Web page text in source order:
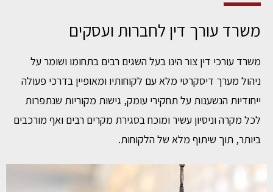
משרד עורך דין לחברות ועסקים
משרד עורכי דין צור הינו בעל השגים רבים בתחומו ושומר על
ניהול מערך דיסקרטי מלא עם לקוחותיו ומאופיין בדרכי פעולה
ייחודיות הנשענות על תחקירי עומק, גישות מקוריות שנתפרות
לכל מקרה וניסיון עשיר ומוכח בסגירת מקרים רבים ואף מורכבים
ביותר, תוך שיתוף מלא של הלקוחות.